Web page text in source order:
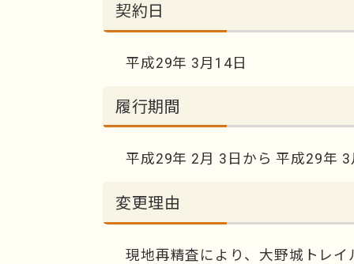
契約日
平成29年 3月14日
履行期間
平成29年 2月 3日から 平成29年 3
変更理由
現地再精査により、大野城トレイ